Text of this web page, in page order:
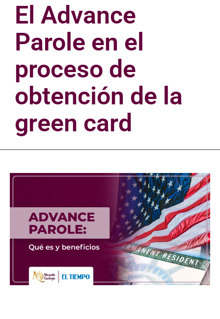
El Advance
Parole en el
proceso de
obtención de la
green card